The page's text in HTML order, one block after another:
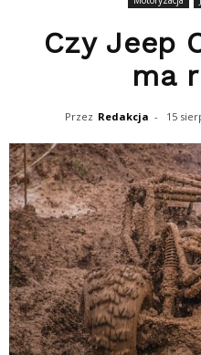
Czy Jeep
ma
Przez Redakcja - 15